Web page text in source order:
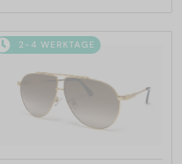
2-4 WERKTAGE